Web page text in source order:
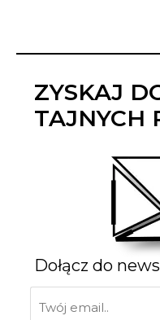
ZYSKAJ
TAJNYCH
Dołącz do